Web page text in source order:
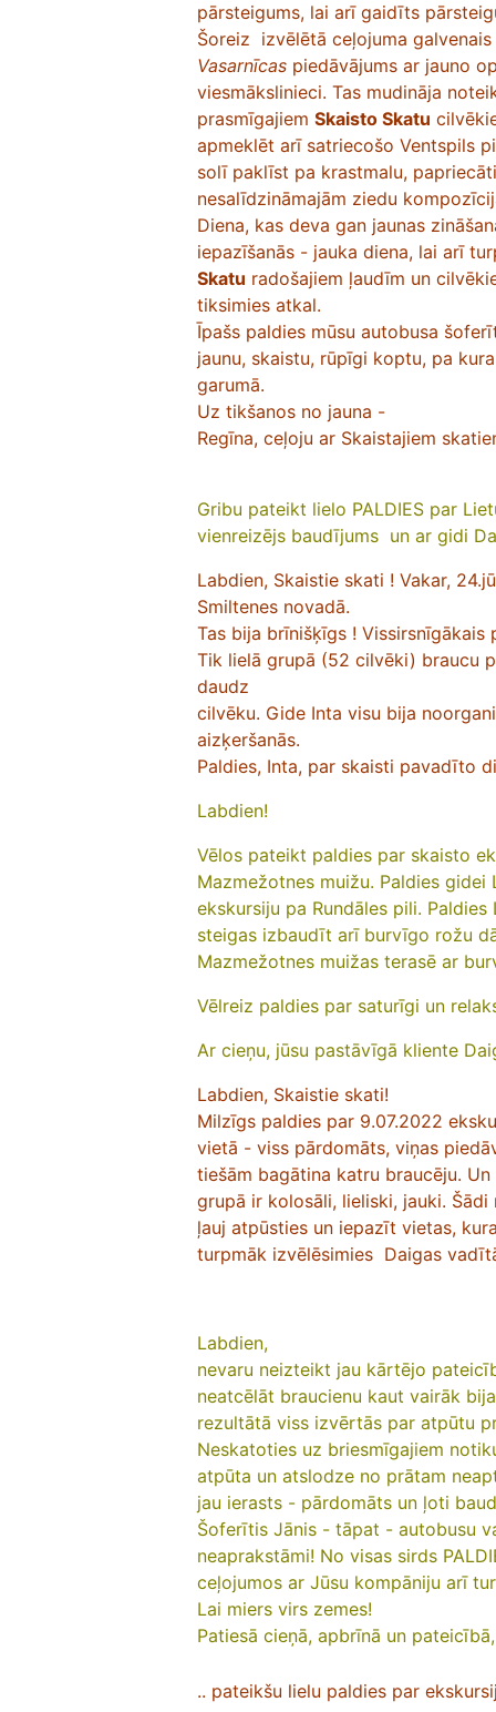
pārsteigums, lai arī gaidīts
Šoreiz izvēlētā ceļojuma
Vasarnīcas piedāvājums ar jauno
viesmākslinieci. Tas mudināja
prasmīgajiemSkaisto Skatu
apmeklēt arī satriecošo Ventspils
solī paklīst pa krastmalu,
nesalīdzināmajām ziedu
Diena, kas deva gan jaunas
iepazīšanās - jauka diena, lai arī
Skatu radošajiem ļaudīm un
tiksimies atkal.
Īpašs paldies mūsu autobusa
jaunu, skaistu, rūpīgi koptu, pa
garumā.
Uz tikšanos no jauna -
Regīna, ceļoju ar Skaistajiem
Gribu pateikt lielo PALDIES par
vienreizējs baudījums un ar gidi
Labdien, Skaistie skati ! Vakar,
Smiltenes novadā.
Tas bija brīnišķīgs !
Tik lielā grupā (52 cilvēki) braucu
daudz
cilvēku. Gide Inta visu bija
aizķeršanās.
Paldies, Inta, par skaisti pavadīto
Labdien!
Vēlos pateikt paldies par skaisto
Mazmežotnes muižu. Paldies
ekskursiju pa Rundāles pili.
steigas izbaudīt arī burvīgo rožu
Mazmežotnes muižas terasē ar
Vēlreiz paldies par saturīgi un
Ar cieņu, jūsu pastāvīgā kliente
Labdien, Skaistie skati!
Milzīgs paldies par 9.07.2022
vietā - viss pārdomāts, viņas
tiešām bagātina katru braucēju.
grupā ir kolosāli, lieliski, jauki.
ļauj atpūsties un iepazīt vietas,
turpmāk izvēlēsimies Daigas
Labdien,
nevaru neizteikt jau kārtējo
neatcēlāt braucienu kaut vairāk
rezultātā viss izvērtās par atpūtu
Neskatoties uz briesmīgajiem
atpūta un atslodze no prātam
jau ierasts - pārdomāts un ļoti
Šoferītis Jānis - tāpat - autobusu
neaprakstāmi! No visas sirds
ceļojumos ar Jūsu kompāniju arī
Lai miers virs zemes!
Patiesā cieņā, apbrīnā un
.. pateikšu lielu paldies par